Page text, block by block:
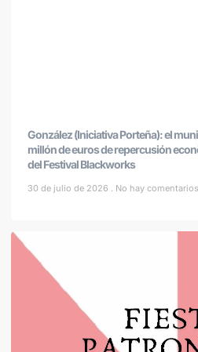
González (Iniciativa Porteña): el
millón de euros de repercusión
del Festival Blackworks
30 de julio de 2026 No hay comentarios